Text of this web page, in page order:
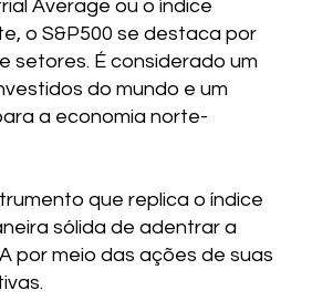
Average ou o índice
o S&P500 se destaca por
setores. É considerado um
do mundo e um
a economia norte-
que replica o índice
sólida de adentrar a
por meio das ações de suas